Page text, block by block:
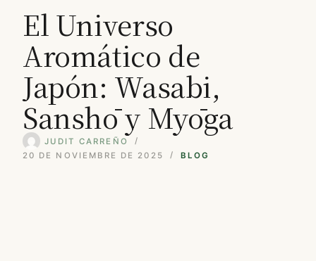
El Universo
Aromático de
Japón: Wasabi,
Sanshō y Myōga
JUDIT CARREÑO
20 DE NOVIEMBRE DE 2025
BLOG